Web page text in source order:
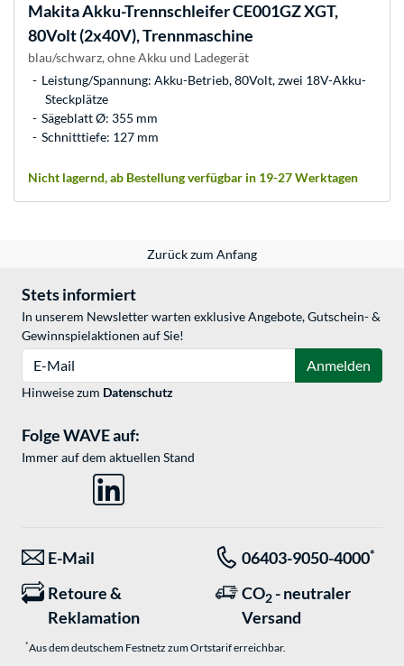
MakitaAkku-Trennschleifer CE001GZ XGT,
80Volt (2x40V), Trennmaschine
blau/schwarz, ohne Akku und Ladegerät
Leistung/Spannung: Akku-Betrieb, 80Volt, zwei 18V-Akku-
Steckplätze
Sägeblatt Ø: 355 mm
Schnitttiefe: 127 mm
Nicht lagernd, ab Bestellung verfügbar in 19-27 Werktagen
Zurück zum Anfang
Stets informiert
In unserem Newsletter warten exklusive Angebote, Gutschein- &
Gewinnspielaktionen auf Sie!
Anmelden
Hinweise zum Datenschutz
Folge WAVE auf:
Immer auf dem aktuellen Stand
E-Mail 06403-9050-4000*
Retoure &
Reklamation
CO2 - neutraler
Versand
*Aus dem deutschem Festnetz zum Ortstarif erreichbar.